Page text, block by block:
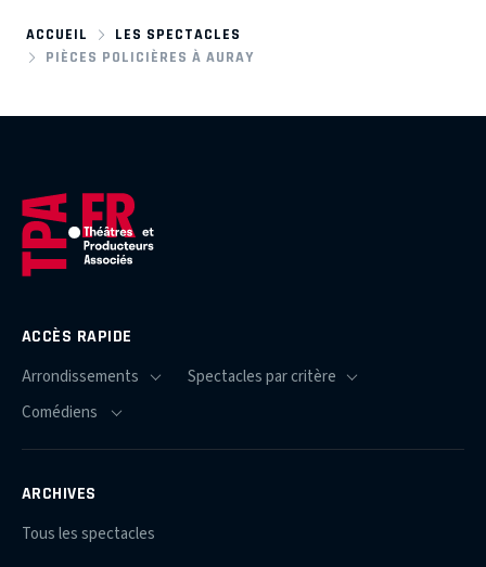
ACCUEIL
LES SPECTACLES
PIÈCES POLICIÈRES À AURAY
ACCÈS RAPIDE
ARCHIVES
Tous les spectacles